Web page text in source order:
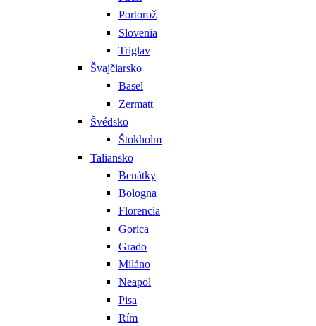
Portorož
Slovenia
Triglav
Švajčiarsko
Basel
Zermatt
Švédsko
Štokholm
Taliansko
Benátky
Bologna
Florencia
Gorica
Grado
Miláno
Neapol
Pisa
Rím